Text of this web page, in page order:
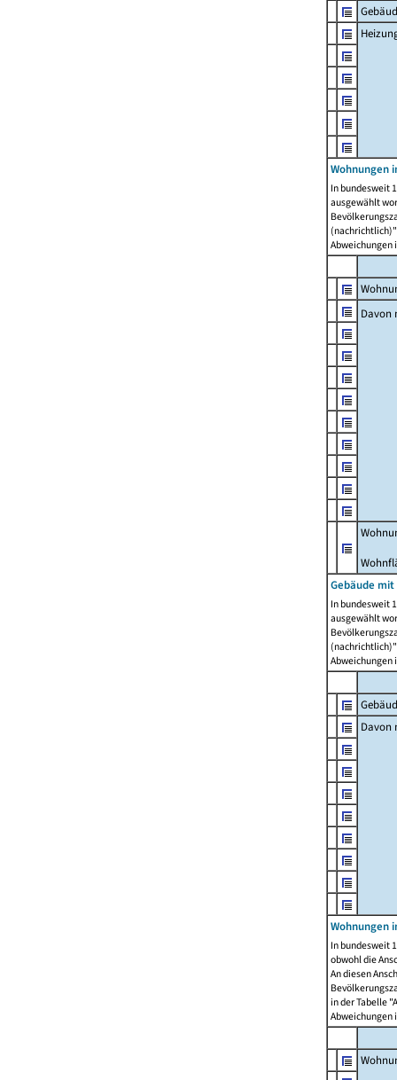
Wohnungen
In bundesweit
ausgewählt
Abweichungen
Davon
Gebäude
In bundesweit
ausgewählt
Abweichungen
Davon
Wohnungen
In bundesweit
obwohl die
An diesen
in der Tabelle
Abweichungen